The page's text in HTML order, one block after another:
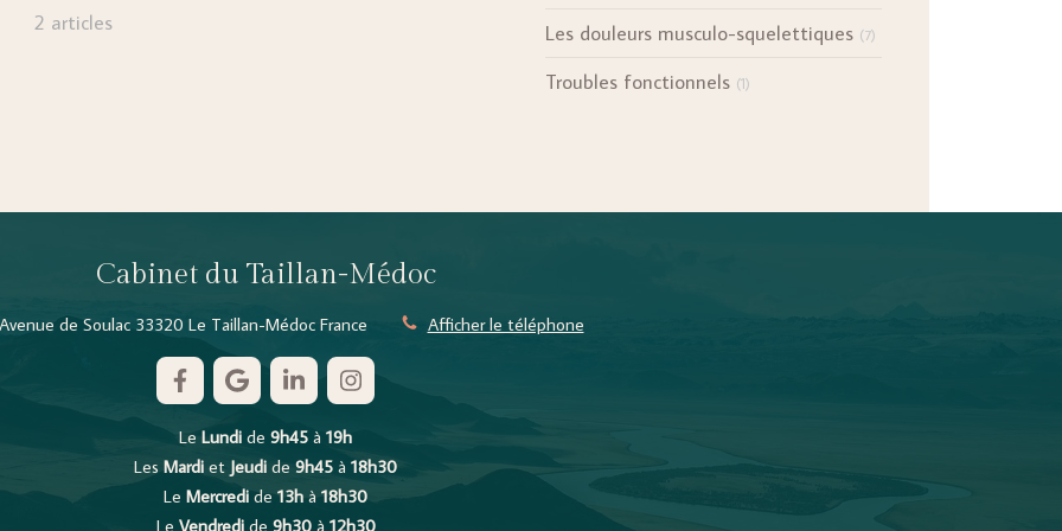
2 articles Les douleurs musculo-squelettiques (7)
Troubles fonctionnels (1)
Cabinet du Taillan-Médoc
de Soulac 33320 Le Taillan-Médoc France Afficher le téléphone
Le Lundi de 9h45 à 19h
Les Mardi et Jeudi de 9h45 à 18h30
Le Mercredi de 13h à 18h30
Le Vendredide 9h30à 12h30